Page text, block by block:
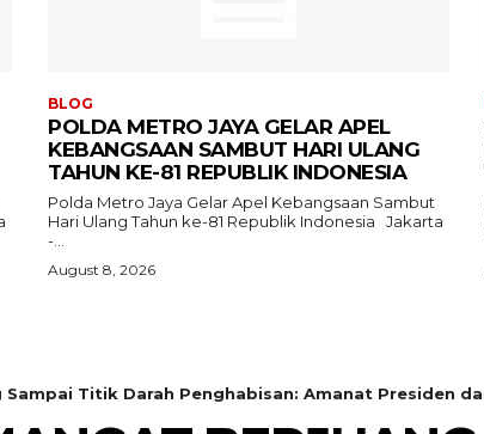
BLOG
POLDA METRO JAYA GELAR APEL
KEBANGSAAN SAMBUT HARI ULANG
TAHUN KE-81 REPUBLIK INDONESIA
Polda Metro Jaya Gelar Apel Kebangsaan Sambut
Hari Ulang Tahun ke-81 Republik Indonesia Jakarta
-...
August 8, 2026